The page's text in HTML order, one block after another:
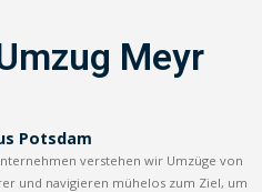
Meyr
Potsdam
verstehen wir Umzüge von
und navigieren mühelos zum Ziel, um